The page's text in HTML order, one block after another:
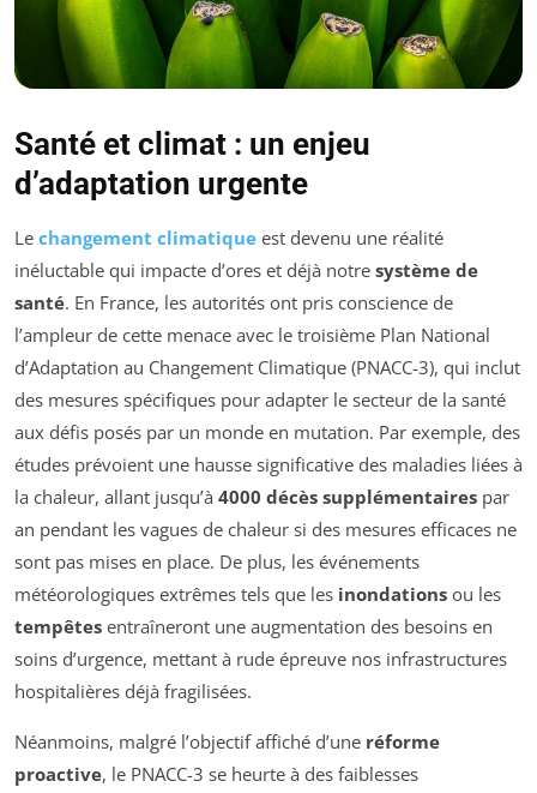
Santé et climat : un enjeu
d’adaptation urgente
Le changement climatique est devenu une réalité
inéluctable qui impacte d’ores et déjà notre système de
santé. En France, les autorités ont pris conscience de
l’ampleur de cette menace avec le troisième Plan National
d’Adaptation au Changement Climatique (PNACC-3), qui inclut
des mesures spécifiques pour adapter le secteur de la santé
aux défis posés par un monde en mutation. Par exemple, des
études prévoient une hausse significative des maladies liées à
la chaleur, allant jusqu’à 4000 décès supplémentaires par
an pendant les vagues de chaleur si des mesures efficaces ne
sont pas mises en place. De plus, les événements
météorologiques extrêmes tels que les inondations ou les
tempêtes entraîneront une augmentation des besoins en
soins d’urgence, mettant à rude épreuve nos infrastructures
hospitalières déjà fragilisées.
Néanmoins, malgré l’objectif affiché d’une réforme
proactive, le PNACC-3 se heurte à des faiblesses